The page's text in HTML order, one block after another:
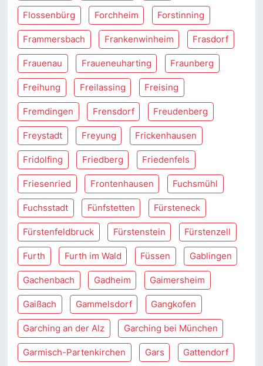
Flossenbürg Forchheim Forstinning
Frammersbach Frankenwinheim Frasdorf
Frauenau Fraueneuharting Fraunberg
Freihung Freilassing Freising
Fremdingen Frensdorf Freudenberg
Freystadt Freyung Frickenhausen
Fridolfing Friedberg Friedenfels
Friesenried Frontenhausen Fuchsmühl
Fuchsstadt Fünfstetten Fürsteneck
Fürstenfeldbruck Fürstenstein Fürstenzell
Furth Furth im Wald Füssen Gablingen
Gachenbach Gadheim Gaimersheim
Gaißach Gammelsdorf Gangkofen
Garching an der Alz Garching bei München
Garmisch-Partenkirchen Gars Gattendorf